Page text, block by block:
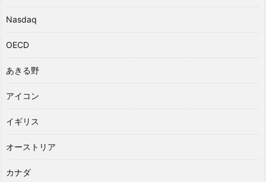
Nasdaq
OECD
あきる野
アイコン
イギリス
オーストリア
カナダ